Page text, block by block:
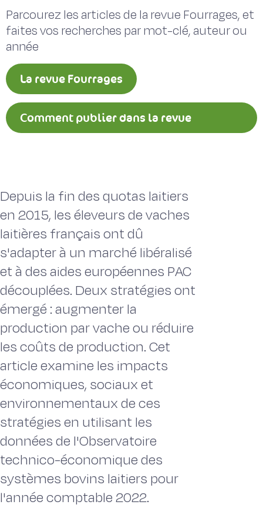
Parcourez les articles de la revue Fourrages, et
faites vos recherches par mot-clé, auteur ou
année
La revue Fourrages
Comment publier dans la revue
Depuis la fin des quotas laitiers
en 2015, les éleveurs de vaches
laitières français ont dû
s'adapter à un marché libéralisé
et à des aides européennes PAC
découplées. Deux stratégies ont
émergé : augmenter la
production par vache ou réduire
les coûts de production. Cet
article examine les impacts
économiques, sociaux et
environnementaux de ces
stratégies en utilisant les
données de l'Observatoire
technico-économique des
systèmes bovins laitiers pour
l'année comptable 2022.